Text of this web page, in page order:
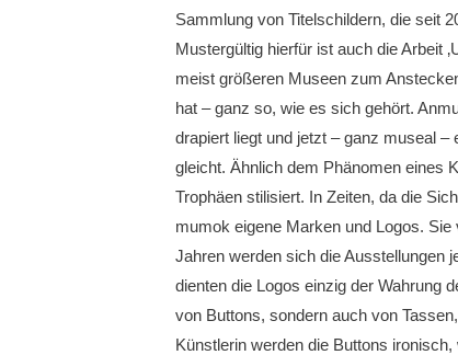
Sammlung von Titelschildern, die seit
Mustergültig hierfür ist auch die Arbeit
meist größeren Museen zum
hat – ganz so, wie es sich gehört.
drapiert liegt und jetzt – ganz museal
gleicht. Ähnlich dem Phänomen eines
Trophäen stilisiert. In Zeiten, da die
mumok eigene Marken und Logos.
Jahren werden sich die Ausstellungen
dienten die Logos einzig der Wahrung
von Buttons, sondern auch von
Künstlerin werden die Buttons